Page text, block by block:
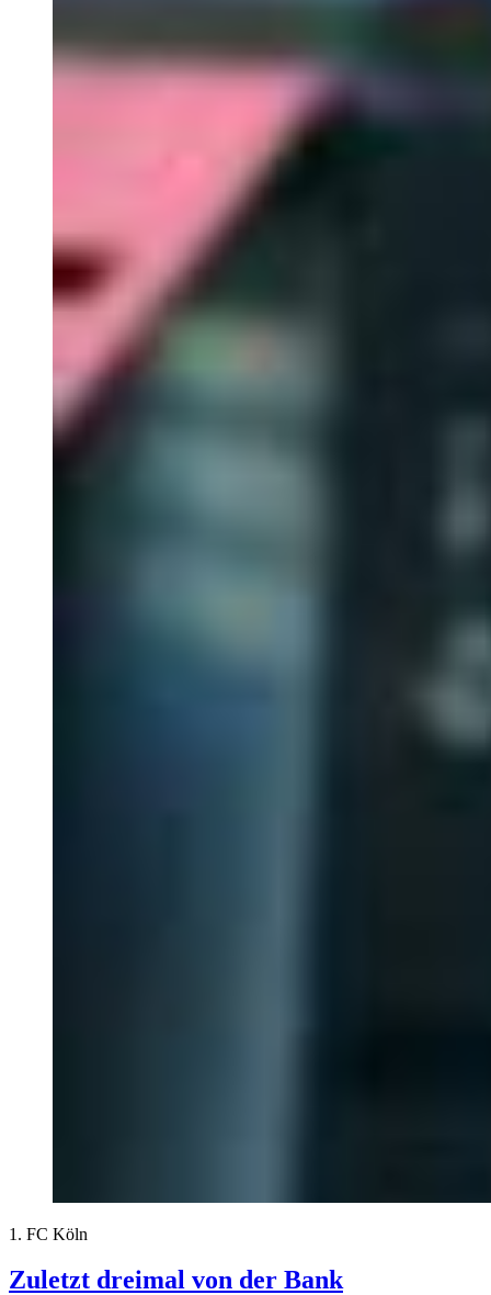
1. FC Köln
Zuletzt dreimal von der Bank